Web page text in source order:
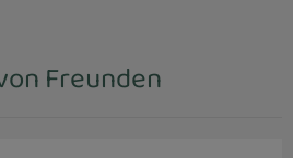
Freunden